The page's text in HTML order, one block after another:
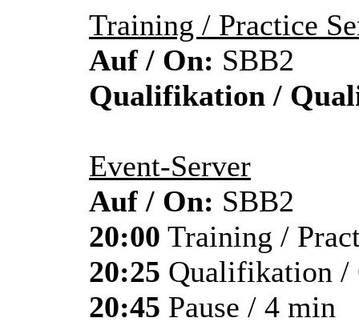
Training / Practice
Auf / On: SBB2
Qualifikation /
Event-Server
Auf / On: SBB2
20:00 Training /
20:25 Qualifikation /
20:45 Pause / 4 min